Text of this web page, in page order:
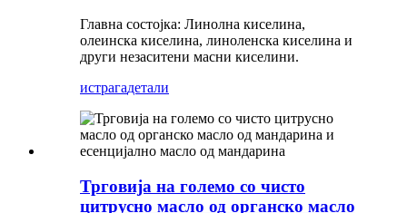
Главна состојка: Линолна киселина,
олеинска киселина, линоленска киселина и
други незаситени масни киселини.
истрагадетали
Трговија на големо со чисто
цитрусно масло од органско масло